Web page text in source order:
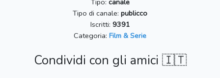
Tipo: canale
Tipo di canale: publicco
Iscritti: 9391
Categoria: Film & Serie
Condividi con gli amici 🇮🇹